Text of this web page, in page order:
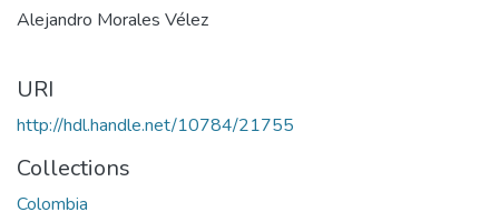
Alejandro Morales Vélez
URI
http://hdl.handle.net/10784/21755
Collections
Colombia